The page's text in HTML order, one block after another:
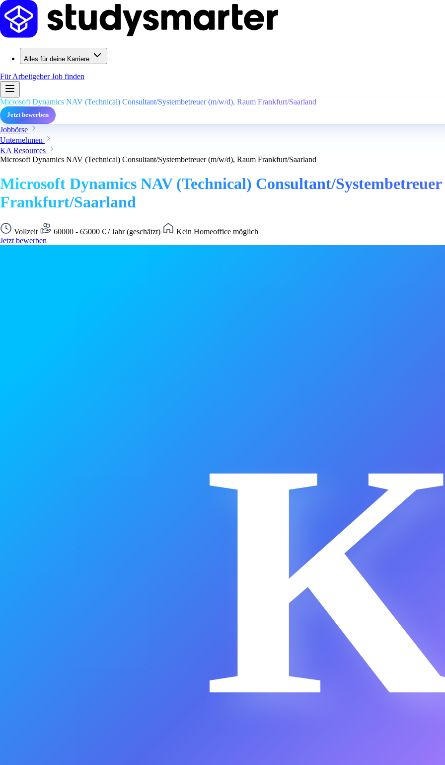
Alles für deine Karriere
Für ArbeitgeberJob finden
Microsoft Dynamics NAV (Technical) Consultant/Systembetreuer (m/w/d), Raum Frankfurt/Saarland
Jetzt bewerben
Jobbörse
Unternehmen
KA Resources
Microsoft Dynamics NAV (Technical) Consultant/Systembetreuer (m/w/d), Raum Frankfurt/Saarland
Microsoft Dynamics NAV (Technical) Consultant/
Frankfurt/Saarland
Vollzeit 60000 - 65000 € / Jahr (geschätzt)
Kein Homeoffice möglich
Jetzt bewerben